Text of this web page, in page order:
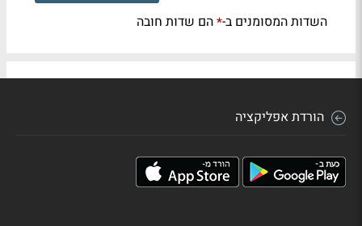
השדות המסומנים ב-*הם שדות חובה
הורדת אפליקציה